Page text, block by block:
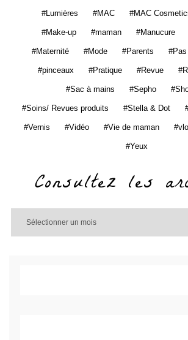
Lumières MAC MAC
Make-up maman Manucure
Maternité Mode Parents
pinceaux Pratique Revue
Sac à mains Sepho
Soins/ Revues produits Stella & Dot
Vernis Vidéo Vie de maman
Yeux
Consultez les